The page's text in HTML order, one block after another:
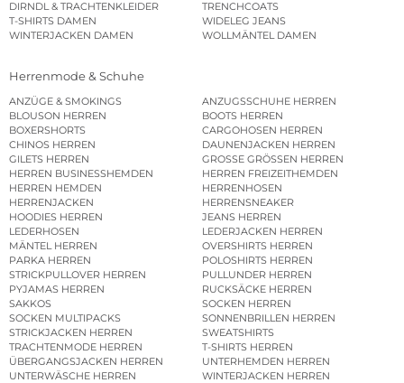
DIRNDL & TRACHTENKLEIDER
TRENCHCOATS
T-SHIRTS DAMEN
WIDELEG JEANS
WINTERJACKEN DAMEN
WOLLMÄNTEL DAMEN
Herrenmode & Schuhe
ANZÜGE & SMOKINGS
ANZUGSSCHUHE HERREN
BLOUSON HERREN
BOOTS HERREN
BOXERSHORTS
CARGOHOSEN HERREN
CHINOS HERREN
DAUNENJACKEN HERREN
GILETS HERREN
GROSSE GRÖSSEN HERREN
HERREN BUSINESSHEMDEN
HERREN FREIZEITHEMDEN
HERREN HEMDEN
HERRENHOSEN
HERRENJACKEN
HERRENSNEAKER
HOODIES HERREN
JEANS HERREN
LEDERHOSEN
LEDERJACKEN HERREN
MÄNTEL HERREN
OVERSHIRTS HERREN
PARKA HERREN
POLOSHIRTS HERREN
STRICKPULLOVER HERREN
PULLUNDER HERREN
PYJAMAS HERREN
RUCKSÄCKE HERREN
SAKKOS
SOCKEN HERREN
SOCKEN MULTIPACKS
SONNENBRILLEN HERREN
STRICKJACKEN HERREN
SWEATSHIRTS
TRACHTENMODE HERREN
T-SHIRTS HERREN
ÜBERGANGSJACKEN HERREN
UNTERHEMDEN HERREN
UNTERWÄSCHE HERREN
WINTERJACKEN HERREN